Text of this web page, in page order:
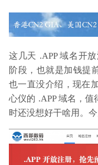
这几天 .APP 域名开
阶段，也就是加钱提
也一直没介绍，现在
心仪的 .APP 域名，值
时还没想好干啥用。